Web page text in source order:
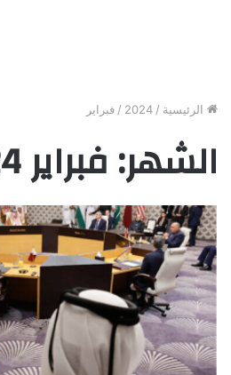
الرئيسية /
2024
/ فبراير
الشهر:فبراير 2024